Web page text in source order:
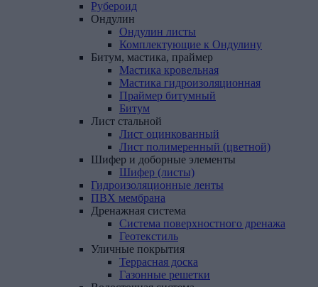
Рубероид
Ондулин
Ондулин листы
Комплектующие к Ондулину
Битум, мастика, праймер
Мастика кровельная
Мастика гидроизоляционная
Праймер битумный
Битум
Лист стальной
Лист оцинкованный
Лист полимеренный (цветной)
Шифер и доборные элементы
Шифер (листы)
Гидроизоляционные ленты
ПВХ мембрана
Дренажная система
Система поверхностного дренажа
Геотекстиль
Уличные покрытия
Террасная доска
Газонные решетки